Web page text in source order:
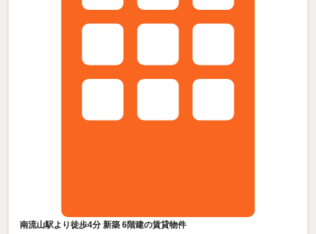
南流山駅より徒歩4分 新築 6階建の賃貸物件